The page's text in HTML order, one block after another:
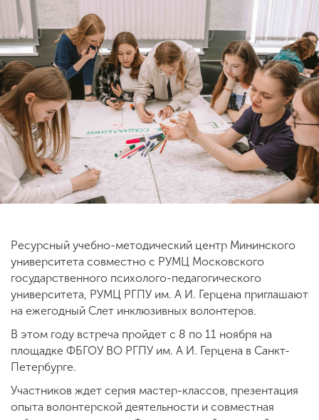
Другие виды
деятельности
Студенческая жизнь
Сведения об
образовательной
организации
ENG SPN CHI
Приемная
комиссия
+7 (831) 262-26-20
Ресурсный учебно-методический центр Мининского
университета совместно с РУМЦ Московского
государственного психолого-педагогического
университета, РУМЦ РГПУ им. А И. Герцена приглашают
на ежегодный Слет инклюзивных волонтеров.
В этом году встреча пройдет с 8 по 11 ноября на
площадке ФБГОУ ВО РГПУ им. А И. Герцена в Санкт-
Петербурге.
Участников ждет серия мастер-классов, презентация
опыта волонтерской деятельности и совместная